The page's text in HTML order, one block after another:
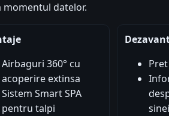
momentul datelor.
Airbaguri 360° cu
acoperire extinsa
Sistem Smart SPA
pentru talpi
sinei